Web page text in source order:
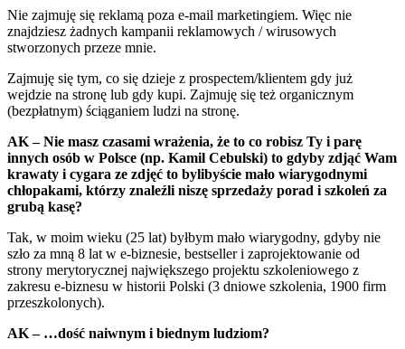
Nie zajmuję się reklamą poza e-mail marketingiem. Więc nie
znajdziesz żadnych kampanii reklamowych / wirusowych
stworzonych przeze mnie.
Zajmuję się tym, co się dzieje z prospectem/klientem gdy już
wejdzie na stronę lub gdy kupi. Zajmuję się też organicznym
(bezpłatnym) ściąganiem ludzi na stronę.
AK – Nie masz czasami wrażenia, że to co robisz Ty i parę
innych osób w Polsce (np. Kamil Cebulski) to gdyby zdjąć Wam
krawaty i cygara ze zdjęć to bylibyście mało wiarygodnymi
chłopakami, którzy znaleźli niszę sprzedaży porad i szkoleń za
grubą kasę?
Tak, w moim wieku (25 lat) byłbym mało wiarygodny, gdyby nie
szło za mną 8 lat w e-biznesie, bestseller i zaprojektowanie od
strony merytorycznej największego projektu szkoleniowego z
zakresu e-biznesu w historii Polski (3 dniowe szkolenia, 1900 firm
przeszkolonych).
AK – …dość naiwnym i biednym ludziom?